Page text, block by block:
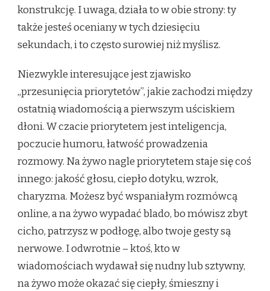
konstrukcję. I uwaga, działa to w obie strony: ty
także jesteś oceniany w tych dziesięciu
sekundach, i to często surowiej niż myślisz.
Niezwykle interesujące jest zjawisko
„przesunięcia priorytetów”, jakie zachodzi między
ostatnią wiadomością a pierwszym uściskiem
dłoni. W czacie priorytetem jest inteligencja,
poczucie humoru, łatwość prowadzenia
rozmowy. Na żywo nagle priorytetem staje się coś
innego: jakość głosu, ciepło dotyku, wzrok,
charyzma. Możesz być wspaniałym rozmówcą
online, a na żywo wypadać blado, bo mówisz zbyt
cicho, patrzysz w podłogę, albo twoje gesty są
nerwowe. I odwrotnie – ktoś, kto w
wiadomościach wydawał się nudny lub sztywny,
na żywo może okazać się ciepły, śmieszny i